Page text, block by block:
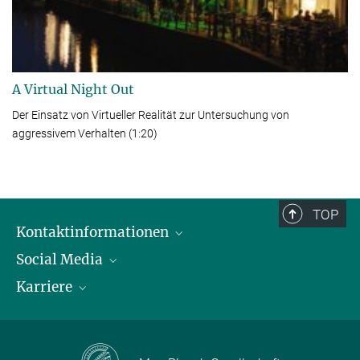
Video
A Virtual Night Out
Der Einsatz von Virtueller Realität zur Untersuchung von
aggressivem Verhalten (1:20)
TOP
Kontaktinformationen
Öffnungszeiten & Anfahrt
Ansprechpersonen
Social Media
LinkedIn
Karriere
Max Planck Law